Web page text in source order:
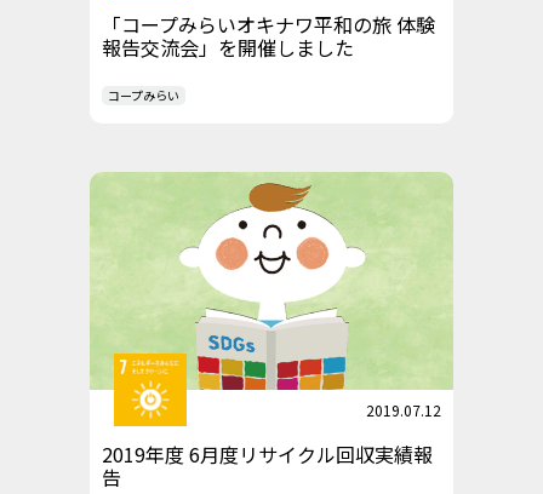
「コープみらいオキナワ平和の旅 体験
報告交流会」を開催しました
コープみらい
2019.07.12
2019年度 6月度リサイクル回収実績報
告